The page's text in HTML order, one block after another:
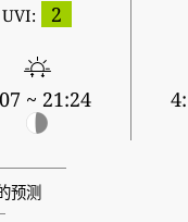
UVI: 2
~ 21:24
预测